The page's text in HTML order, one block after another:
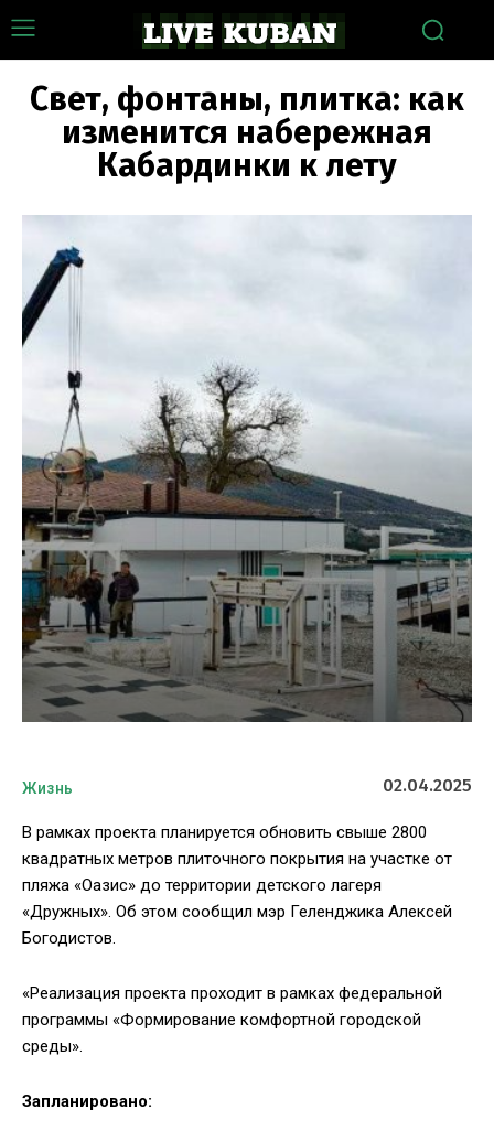
Свет, фонтаны, плитка: как
изменится набережная
Кабардинки к лету
Жизнь 02.04.2025
В рамках проекта планируется обновить свыше 2800
квадратных метров плиточного покрытия на участке от
пляжа «Оазис» до территории детского лагеря
«Дружных». Об этом сообщил мэр Геленджика Алексей
Богодистов.
«Реализация проекта проходит в рамках федеральной
программы «Формирование комфортной городской
среды».
Запланировано: